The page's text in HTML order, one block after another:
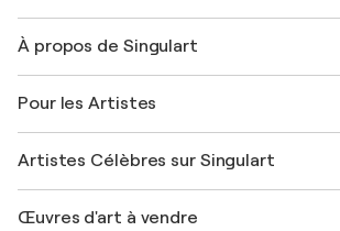
Expédition
Offrir une carte cadeau
Rejoignez notre programme commercial
Mon compte
+33 1 76 44 06 42
À propos de Singulart
FAQ
Magazine Singulart
Emplois
Découvrez une sélection d'art original
Pour les Artistes
Se connecter en tant qu'Artiste
Artistes Célèbres sur Singulart
Marc Chagall
Œuvres d'art à vendre